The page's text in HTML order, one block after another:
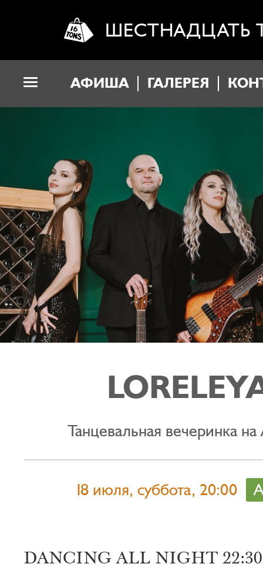
ШЕСТНАДЦАТЬ
АФИША ГАЛЕРЕЯ
Танцевальная вечеринка на
18 июля, суббота, 20:00
DANCING ALL NIGHT